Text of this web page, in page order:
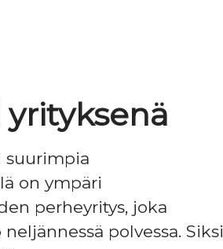
yrityksenä
suurimpia
on ympäri
perheyritys, joka
polvessa. Siksi